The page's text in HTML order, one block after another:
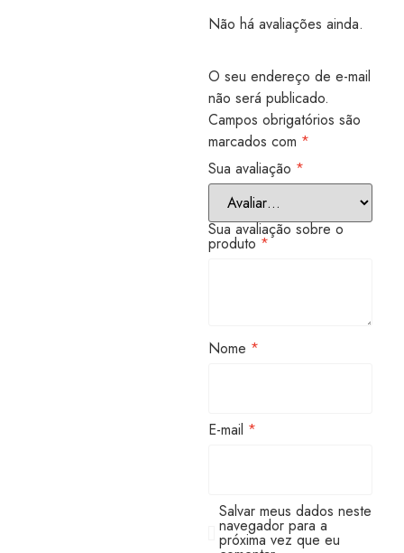
Não há avaliações ainda.
O seu endereço de e-mail
não será publicado.
Campos obrigatórios são
marcados com *
Sua avaliação *
Sua avaliação sobre o
produto *
Nome *
E-mail *
Salvar meus dados neste
navegador para a
próxima vez que eu